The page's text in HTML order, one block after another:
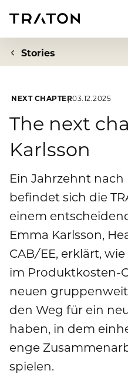
Zur Übersichtsseite:
Über uns
Strategie
Vorstand
Aufsichtsrat
Anfahrt
Investor Relations
Zur Übersichtsseite:
Aktie
Finanzkennzahlen
Publikationen
Finanznachrichten
Fremdkapital & Rating
Corporate Governance
Newsroom
Zur Übersichtsseite:
Pressemeldungen
Mediathek
Kontakt
Stories
Nachhaltigkeit
Zur Übersichtsseite:
Compliance & Risiko
Zur Übersichtsseite:
Compliance & Integrität
Risikomanagement
Karriere
Zur Übersichtsseite:
Arbeiten bei uns
EN
Stories
NEXT CHAPTER03.12.2025
The next
Karlsson
Ein Jahrzehnt
befindet sich die
einem
Emma Karlsson,
CAB/EE, erklärt,
im Produktkosten-
neuen
den Weg für ein
haben, in dem
enge
spielen.